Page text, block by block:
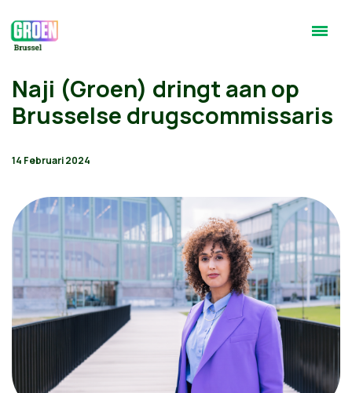
Naji (Groen) dringt aan op
Brusselse drugscommissaris
14 Februari 2024